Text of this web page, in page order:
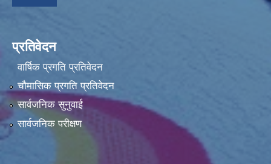
प्रतिवेदन
वार्षिक प्रगति प्रतिवेदन
चौमासिक प्रगति प्रतिवेदन
सार्वजनिक सुनुवाई
सार्वजनिक परीक्षण